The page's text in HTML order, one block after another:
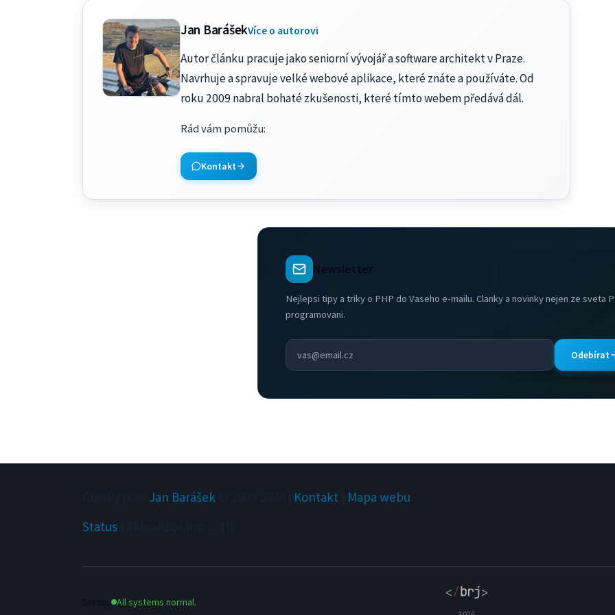
Jan BarášekVíce o autorovi
Autor článku pracuje jako seniorní vývojář a software architekt v Praze.
Navrhuje a spravuje velké webové aplikace, které znáte a používáte. Od
roku 2009 nabral bohaté zkušenosti, které tímto webem předává dál.
Rád vám pomůžu:
Kontakt
Newsletter
Nejlepsi tipy a triky o PHP do Vaseho e-mailu. Clanky a novinky nejen ze sveta
programovani.
Odebírat
Jan Barášek Kontakt
Mapa webu
Status
All systems normal.